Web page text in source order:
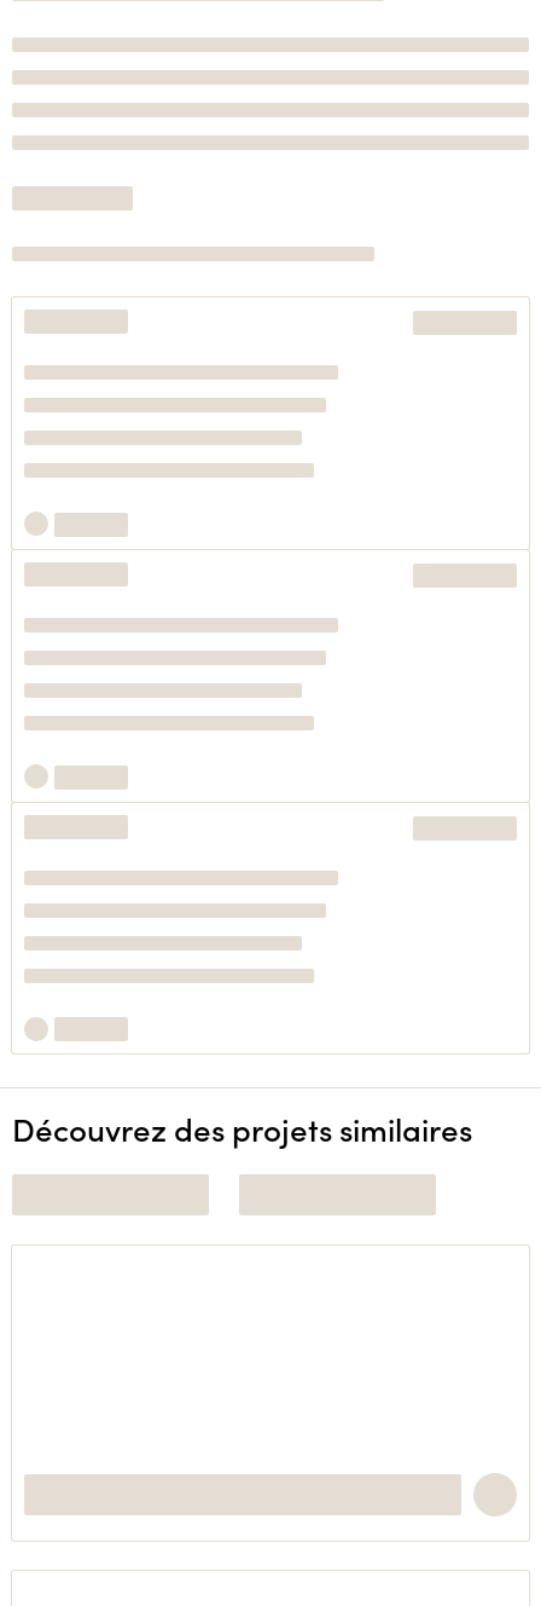
Découvrez des projets similaires